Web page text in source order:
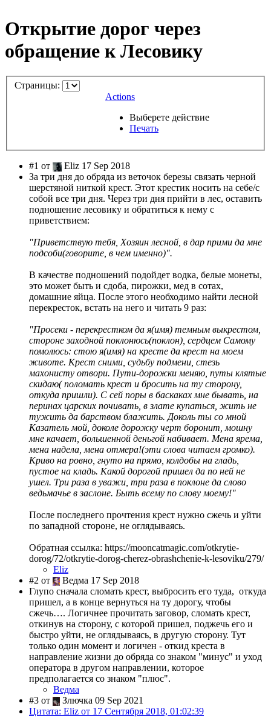
Открытие дорог через
обращение к Лесовику
Страницы:
Actions
Выберете действие
Печать
#1 от
Eliz 17 Sep 2018
За три дня до обряда из веточок березы связать черной
шерстяной ниткой крест. Этот крестик носить на себе/с
собой все три дня. Через три дня прийти в лес, оставить
подношение лесовику и обратиться к нему с
приветствием:
"Приветствую тебя, Хозяин лесной, в дар прими да мне
подсоби(говорите, в чем именно)".
В качестве подношений подойдет водка, белые монеты,
это может быть и сдоба, пирожки, мед в сотах,
домашние яйца. После этого необходимо найти лесной
перекресток, встать на него и читать 9 раз:
"Просеки - перекрестком да я(имя) темным выкрестом,
стороне заходной поклонюсь(поклон), сердцем Самому
помолюсь: стою я(имя) на кресте да крест на моем
животе. Крест сними, судьбу подмени, стезь
махонисту отвори. Пути-дорожки меняю, путы клятые
скидаю( поломать крест и бросить на ту сторону,
откуда пришли). С сей поры в баскаках мне бывать, на
перинах царских почивать, в злате купаться, жить не
тужить да барством блажить. Доколь ты со мной
Казатель мой, доколе дорожку черт боронит, мошну
мне качает, большенной деньгой набивает. Мена ярема,
мена надела, мена отмера!(эти слова читаем громко).
Криво на ровно, гнуто на прямо, колдобы на гладь,
пустое на кладь. Какой дорогой пришел да по ней не
ушел. Три раза в уважи, три раза в поклоне да слово
ведьмачье в заслоне. Быть всему по слову моему!"
После последнего прочтения крест нужно сжечь и уйти
по западной стороне, не оглядываясь.
Обратная ссылка: https://mooncatmagic.com/otkrytie-
dorog/72/otkrytie-dorog-cherez-obrashchenie-k-lesoviku/279/
Eliz
#2 от
Ведма 17 Sep 2018
Глупо сначала сломать крест, выбросить его туда, откуда
пришел, а в конце вернуться на ту дорогу, чтобы
сжечь…. Логичнее прочитать заговор, сломать крест,
откинув на сторону, с которой пришел, поджечь его и
быстро уйти, не оглядываясь, в другую сторону. Тут
только один момент и логичен - откид креста в
направление жизни до обряда со знаком "минус" и уход
оператора в другом направлении, которое
предполагается со знаком "плюс".
Ведма
#3 от
Злючка 09 Sep 2021
Цитата: Eliz от 17 Сентября 2018, 01:02:39